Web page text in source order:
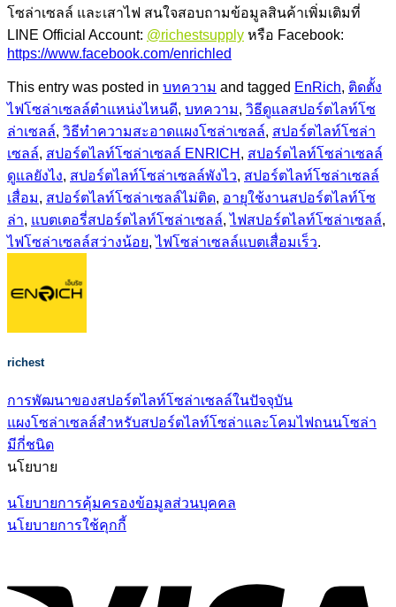
โซล่าเซลล์ และเสาไฟ สนใจสอบถามข้อมูลสินค้าเพิ่มเติมที่
LINE Official Account: @richestsupply หรือ Facebook:
https://www.facebook.com/enrichled
This entry was posted in บทความ and tagged EnRich, ติดตั้ง
ไฟโซล่าเซลล์ตำแหน่งไหนดี, บทความ, วิธีดูแลสปอร์ตไลท์โซ
ล่าเซลล์, วิธีทำความสะอาดแผงโซล่าเซลล์, สปอร์ตไลท์โซล่า
เซลล์, สปอร์ตไลท์โซล่าเซลล์ ENRICH , สปอร์ตไลท์โซล่าเซลล์
ดูแลยังไง, สปอร์ตไลท์โซล่าเซลล์พังไว, สปอร์ตไลท์โซล่าเซลล์
เสื่อม, สปอร์ตไลท์โซล่าเซลล์ไม่ติด, อายุใช้งานสปอร์ตไลท์โซ
ล่า, แบตเตอรี่สปอร์ตไลท์โซล่าเซลล์,ไฟสปอร์ตไลท์โซล่าเซลล์,
ไฟโซล่าเซลล์สว่างน้อย,ไฟโซล่าเซลล์แบตเสื่อมเร็ว.
richest
การพัฒนาของสปอร์ตไลท์โซล่าเซลล์ในปัจจุบัน
แผงโซล่าเซลล์สำหรับสปอร์ตไลท์โซล่าและโคมไฟถนนโซล่า
มีกี่ชนิด
นโยบาย
นโยบายการคุ้มครองข้อมูลส่วนบุคคล
นโยบายการใช้คุกกี้